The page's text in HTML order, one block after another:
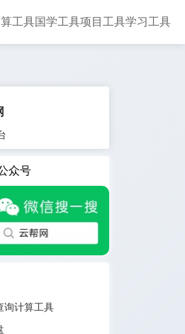
工具国学工具项目工具学习工具
众号
询计算工具